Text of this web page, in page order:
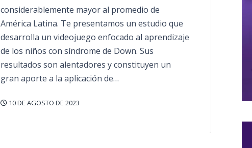
considerablemente mayor al promedio de
América Latina. Te presentamos un estudio que
desarrolla un videojuego enfocado al aprendizaje
de los niños con síndrome de Down. Sus
resultados son alentadores y constituyen un
gran aporte a la aplicación de…
10 DE AGOSTO DE 2023